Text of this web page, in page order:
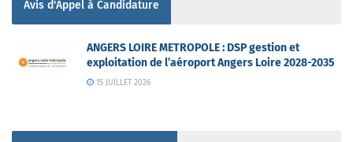
Avis d'Appel à Candidature
ANGERS LOIRE METROPOLE : DSP gestion et
exploitation de l’aéroport Angers Loire 2028-2035
15 JUILLET 2026